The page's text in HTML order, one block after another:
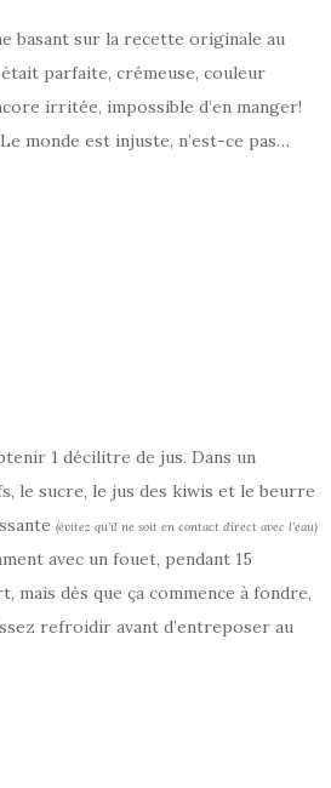
basant sur la recette originale au
parfaite, crémeuse, couleur
irritée, impossible d’en manger!
monde est injuste, n’est-ce pas…
1 décilitre de jus. Dans un
le sucre, le jus des kiwis et le beurre
(évitez qu’il ne soit en contact direct avec l’eau)
avec un fouet, pendant 15
mais dès que ça commence à fondre,
refroidir avant d’entreposer au